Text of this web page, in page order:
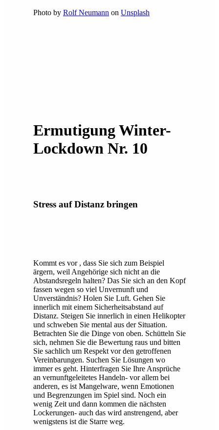
Photo by Rolf Neumann on Unsplash
Ermutigung Winter-
Lockdown Nr. 10
Stress auf Distanz bringen
Kommt es vor , dass Sie sich zum Beispiel
ärgern, weil Angehörige sich nicht an die
Abstandsregeln halten? Das Sie sich an den Kopf
fassen wegen so viel Unvernunft und
Unverständnis? Holen Sie Luft. Gehen Sie
innerlich mit einem Sicherheitsabstand auf
Distanz. Steigen Sie innerlich in einen Helikopter
und schweben Sie mental aus der Situation.
Betrachten Sie die Dinge von oben. Schütteln Sie
sich, nehmen Sie die Bewertung raus und bitten
Sie sachlich um Respekt vor den getroffenen
Vereinbarungen. Suchen Sie Lösungen wo
immer es geht. Hinterfragen Sie Ihre Ansprüche
an vernunftgeleitetes Handeln- vor allem bei
anderen, es ist Mangelware, wenn Emotionen
und Begrenzungen im Spiel sind. Noch ein
wenig Zeit und dann kommen die nächsten
Lockerungen- auch das wird anstrengend, aber
wenigstens ist die Starre weg.